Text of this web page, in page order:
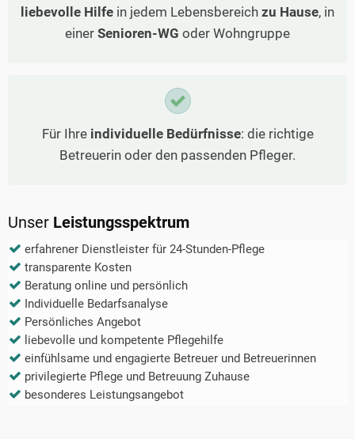
liebevolle Hilfe in jedem Lebensbereich zu Hause, in
einer Senioren-WG oder Wohngruppe
Für Ihre individuelle Bedürfnisse: die richtige
Betreuerin oder den passenden Pfleger.
Unser Leistungsspektrum
erfahrener Dienstleister für 24-Stunden-Pflege
transparente Kosten
Beratung online und persönlich
Individuelle Bedarfsanalyse
Persönliches Angebot
liebevolle und kompetente Pflegehilfe
einfühlsame und engagierte Betreuer und Betreuerinnen
privilegierte Pflege und Betreuung Zuhause
besonderes Leistungsangebot